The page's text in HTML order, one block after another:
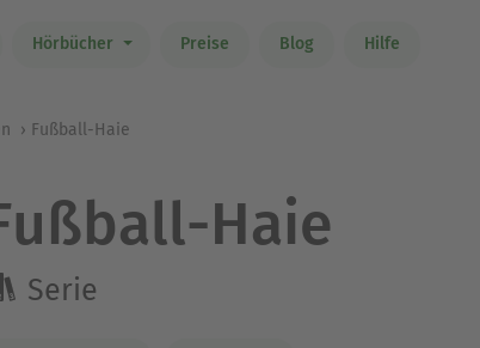
Hörbücher Preise Blog Hilfe
Fußball-Haie
Haie
Serie